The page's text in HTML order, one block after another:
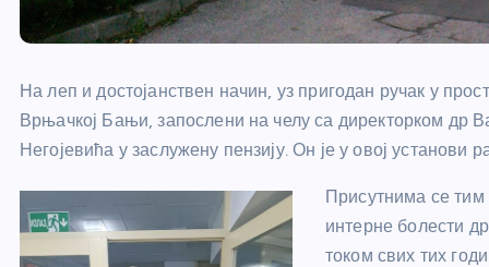
На леп и достојанствен начин, уз пригодан ручак у
Врњачкој Бањи, запослени на челу са директорком др
Негојевића у заслужену пензију. Он је у овој
Присутнима се
интерне болести
током свих тих